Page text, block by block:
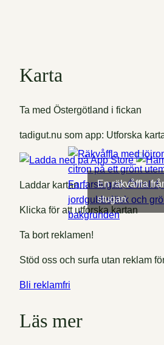
En räkvåffla
stugan
Karta
Ta med Östergötland i fickan
tadigut.nu som app: Utforska
Laddar kartan…
Klicka för att utforska kartan
Ta bort reklamen!
Stöd oss och surfa utan reklam
Bli reklamfri
Läs mer